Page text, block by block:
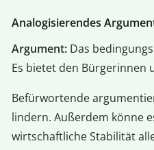
Analogisierendes
Argument:Das
Es bietet den Bürgerinnen
Befürwortende
lindern. Außerdem könne
wirtschaftliche Stabilität